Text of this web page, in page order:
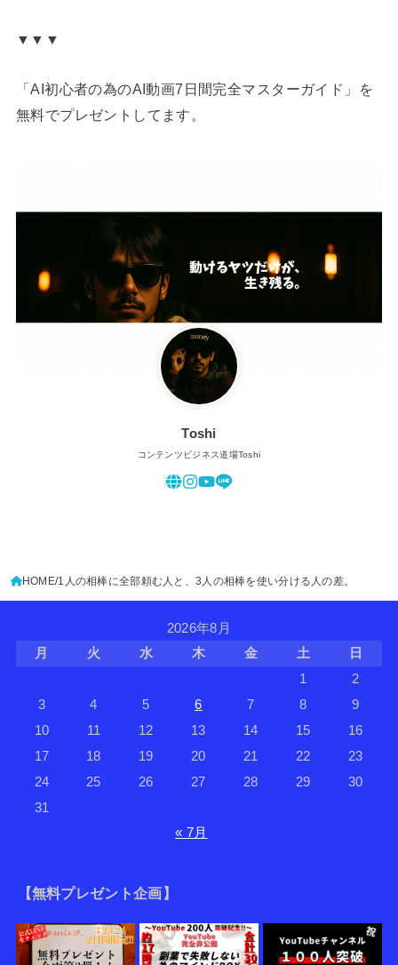
▼▼▼
「AI初心者の為のAI動画7日間完全マスターガイド」を
無料でプレゼントしてます。
Toshi
コンテンツビジネス道場Toshi
HOME 1人の相棒に全部頼む人と、3人の相棒を使い分ける人の差。
2026年8月
月
火 水 木 金 土
日
1
2
3
4 5 6 7 8
9
10
11 12 13 14 15
16
17
18 19 20 21 22
23
24
25 26 27 28 29
30
31
« 7月
【無料プレゼント企画】